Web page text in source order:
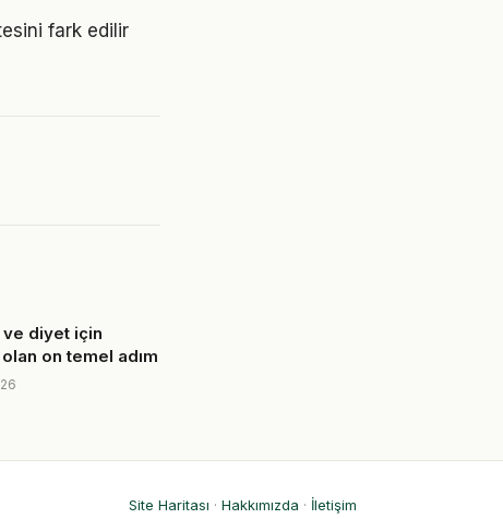
fark edilir
diyet için
olan on temel adım
Site Haritası · Hakkımızda · İletişim